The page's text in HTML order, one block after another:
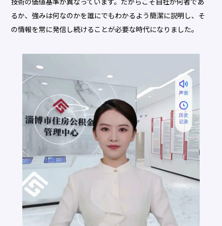
技術の価値基準が異なっています。だからこそ自社が何者であ
るか、強みは何なのかを誰にでもわかるよう簡潔に説明し、そ
の情報を常に発信し続けることが必要な時代になりました。